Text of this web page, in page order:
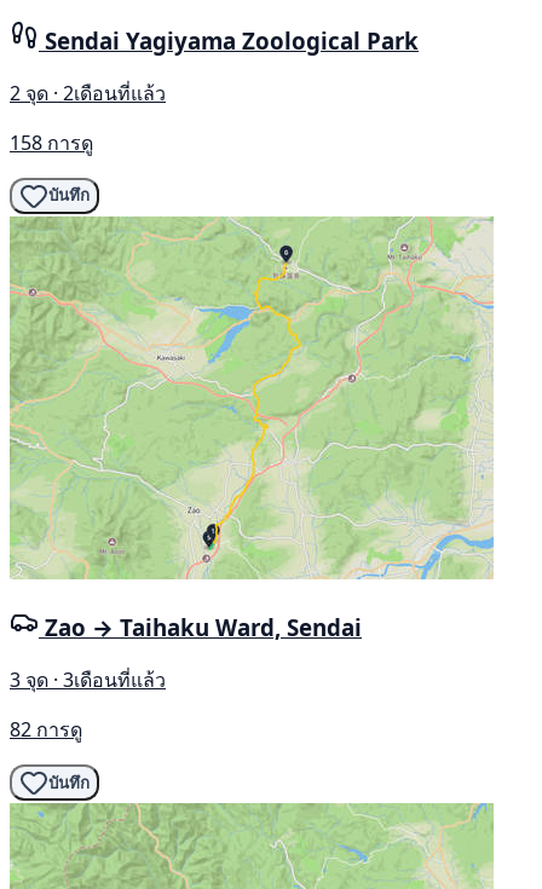
Sendai Yagiyama Zoological Park
2 จุด · 2เดือนที่แล้ว
158 การดู
บันทึก
Zao → Taihaku Ward, Sendai
3 จุด · 3เดือนที่แล้ว
82 การดู
บันทึก